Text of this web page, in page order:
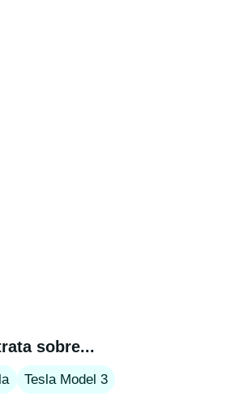
sobre...
Tesla Model 3